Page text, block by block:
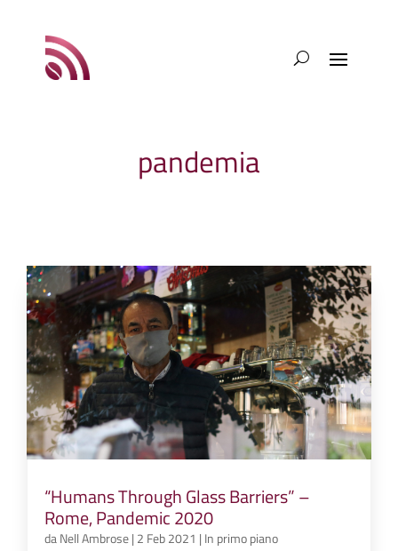
pandemia
“Humans Through Glass Barriers” –
Rome, Pandemic 2020
daNell Ambrose| 2 Feb 2021 | In primo piano